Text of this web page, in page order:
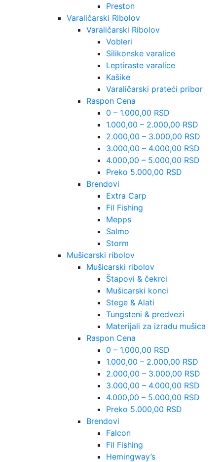
Preston
Varaličarski Ribolov
Varaličarski Ribolov
Vobleri
Silikonske varalice
Leptiraste varalice
Kašike
Varaličarski prateći pribor
Raspon Cena
0 – 1.000,00 RSD
1.000,00 – 2.000,00 RSD
2.000,00 – 3.000,00 RSD
3.000,00 – 4.000,00 RSD
4.000,00 – 5.000,00 RSD
Preko 5.000,00 RSD
Brendovi
Extra Carp
Fil Fishing
Mepps
Salmo
Storm
Mušicarski ribolov
Mušicarski ribolov
Štapovi & čekrci
Mušicarski konci
Stege & Alati
Tungsteni & predvezi
Materijali za izradu mušica
Raspon Cena
0 – 1.000,00 RSD
1.000,00 – 2.000,00 RSD
2.000,00 – 3.000,00 RSD
3.000,00 – 4.000,00 RSD
4.000,00 – 5.000,00 RSD
Preko 5.000,00 RSD
Brendovi
Falcon
Fil Fishing
Hemingway’s